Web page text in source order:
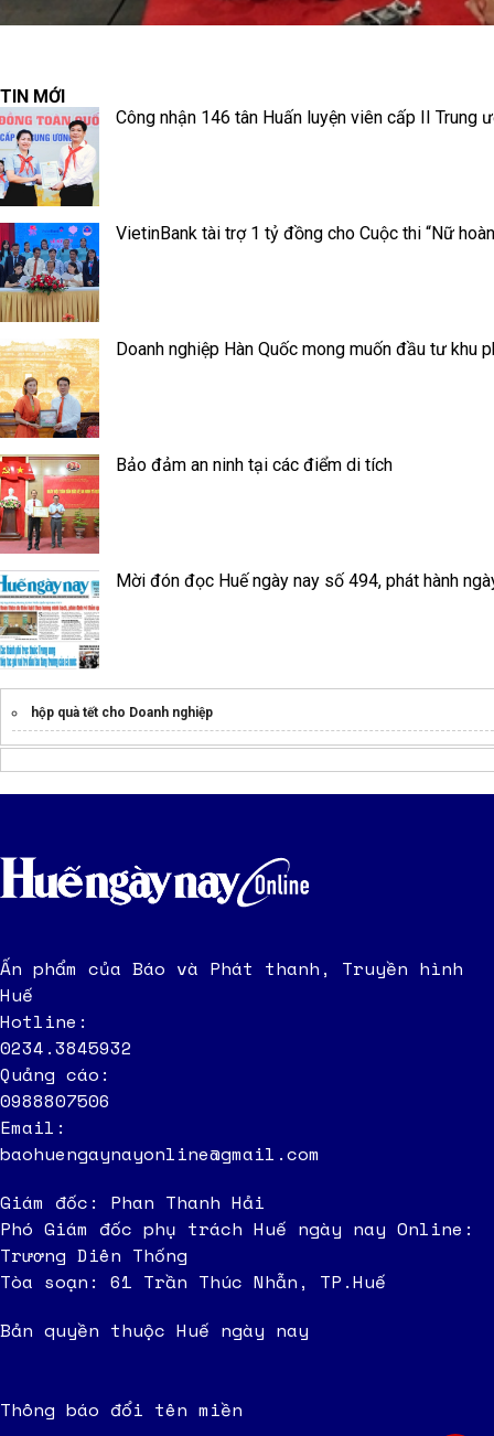
TIN MỚI
Công nhận 146 tân Huấn luyện viên cấp II Trung
VietinBank tài trợ 1 tỷ đồng cho Cuộc thi “Nữ
Doanh nghiệp Hàn Quốc mong muốn đầu tư khu
Bảo đảm an ninh tại các điểm di tích
Mời đón đọc Huế ngày nay số 494, phát hành
hộp quà tết cho Doanh nghiệp
Ấn phẩm của Báo và Phát thanh, Truyền hình
Huế
Hotline:
0234.3845932
Quảng cáo:
0988807506
Email:
baohuengaynayonline@gmail.com
Giám đốc: Phan Thanh Hải
Phó Giám đốc phụ trách Huế ngày nay Online:
Trương Diên Thống
Tòa soạn: 61 Trần Thúc Nhẫn, TP.Huế
Bản quyền thuộc Huế ngày nay
Thông báo đổi tên miền